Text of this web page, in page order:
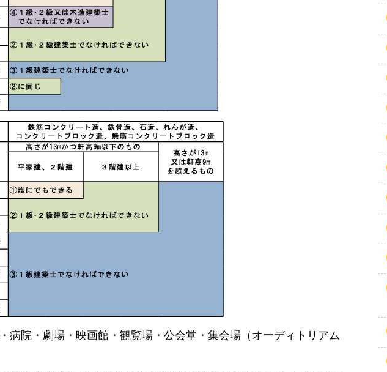
病院・劇場・映画館・観覧場・公会堂・集会場（オーディトリアム